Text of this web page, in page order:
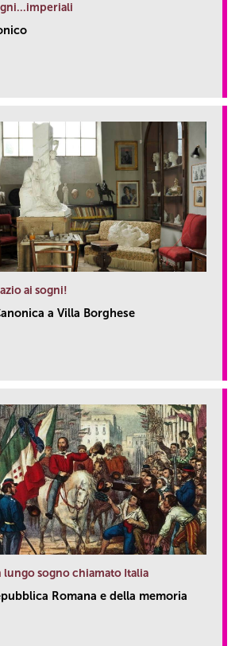
ai sogni!
a Villa Borghese
lungo sogno chiamato Italia
Romana e della memoria